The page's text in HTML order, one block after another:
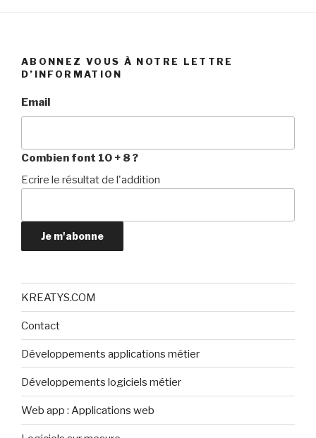
ABONNEZ VOUS À NOTRE LETTRE
D’INFORMATION
Email
Combien font 10 + 8 ?
Ecrire le résultat de l'addition
Je m'abonne
KREATYS.COM
Contact
Développements applications métier
Développements logiciels métier
Web app : Applications web